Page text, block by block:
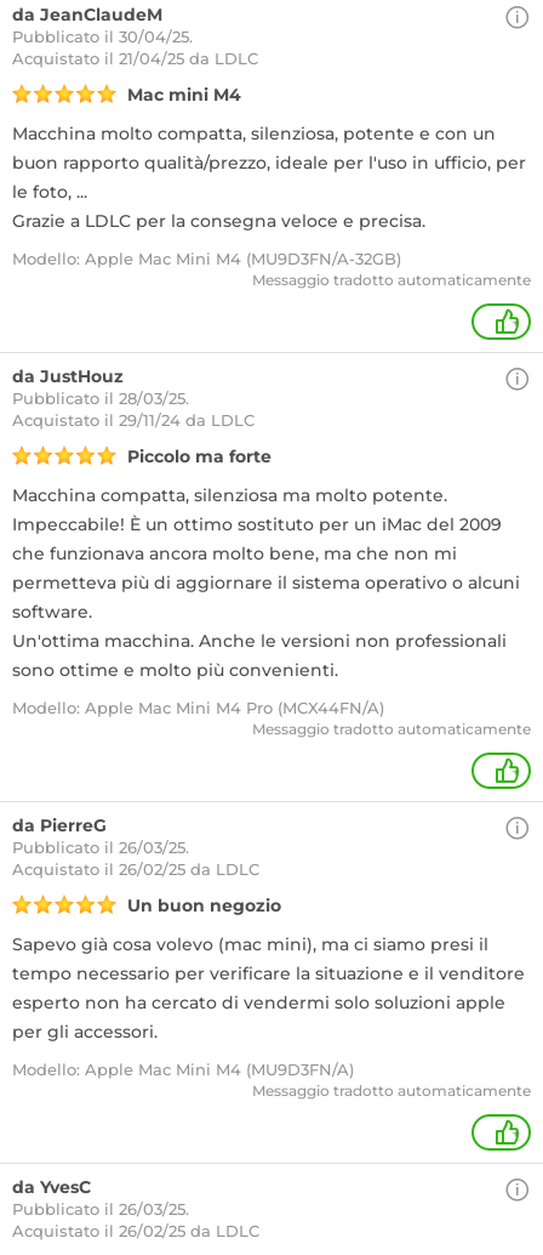
da JeanClaudeM
Pubblicato il 30/04/25.
Acquistato il 21/04/25 da LDLC
Mac mini M4
Macchina molto compatta, silenziosa, potente e con un
buon rapporto qualità/prezzo, ideale per l'uso in ufficio, per
le foto, ...
Grazie a LDLC per la consegna veloce e precisa.
Modello: Apple Mac Mini M4 (MU9D3FN/A-32GB)
Messaggio tradotto automaticamente
+
da JustHouz
Pubblicato il 28/03/25.
Acquistato il 29/11/24 da LDLC
Piccolo ma forte
Macchina compatta, silenziosa ma molto potente.
Impeccabile! È un ottimo sostituto per un iMac del 2009
che funzionava ancora molto bene, ma che non mi
permetteva più di aggiornare il sistema operativo o alcuni
software.
Un'ottima macchina. Anche le versioni non professionali
sono ottime e molto più convenienti.
Modello: Apple Mac Mini M4 Pro (MCX44FN/A)
Messaggio tradotto automaticamente
+
da PierreG
Pubblicato il 26/03/25.
Acquistato il 26/02/25 da LDLC
Un buon negozio
Sapevo già cosa volevo (mac mini), ma ci siamo presi il
tempo necessario per verificare la situazione e il venditore
esperto non ha cercato di vendermi solo soluzioni apple
per gli accessori.
Modello: Apple Mac Mini M4 (MU9D3FN/A)
Messaggio tradotto automaticamente
+
da YvesC
Pubblicato il 26/03/25.
Acquistato il 26/02/25 da LDLC